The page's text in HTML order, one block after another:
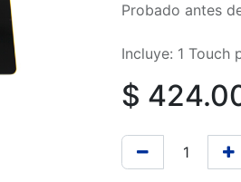
Probado antes
Incluye: 1 Touch
$